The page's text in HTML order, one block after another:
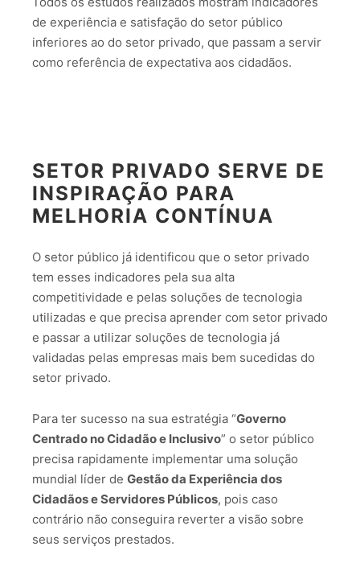
de experiência e satisfação do setor público
inferiores ao do setor privado, que passam a servir
como referência de expectativa aos cidadãos.
SETOR PRIVADO SERVE DE
INSPIRAÇÃO PARA
MELHORIA CONTÍNUA
O setor público já identificou que o setor privado
tem esses indicadores pela sua alta
competitividade e pelas soluções de tecnologia
utilizadas e que precisa aprender com setor privado
e passar a utilizar soluções de tecnologia já
validadas pelas empresas mais bem sucedidas do
setor privado.
Para ter sucesso na sua estratégia “Governo
Centrado no Cidadão e Inclusivo” o setor público
precisa rapidamente implementar uma solução
mundial líder de Gestão da Experiência dos
Cidadãos e Servidores Públicos, pois caso
contrário não conseguira reverter a visão sobre
seus serviços prestados.